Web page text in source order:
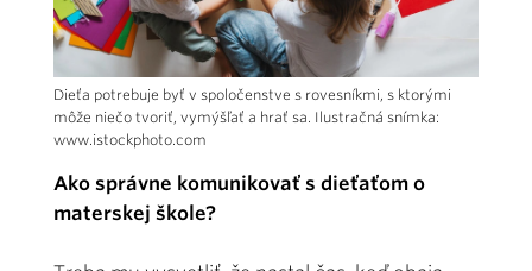
Dieťa potrebuje byť v spoločenstve s rovesníkmi, s ktorými
môže niečo tvoriť, vymýšľať a hrať sa. Ilustračná snímka:
www.istockphoto.com
Ako správne komunikovať s dieťaťom o
materskej škole?